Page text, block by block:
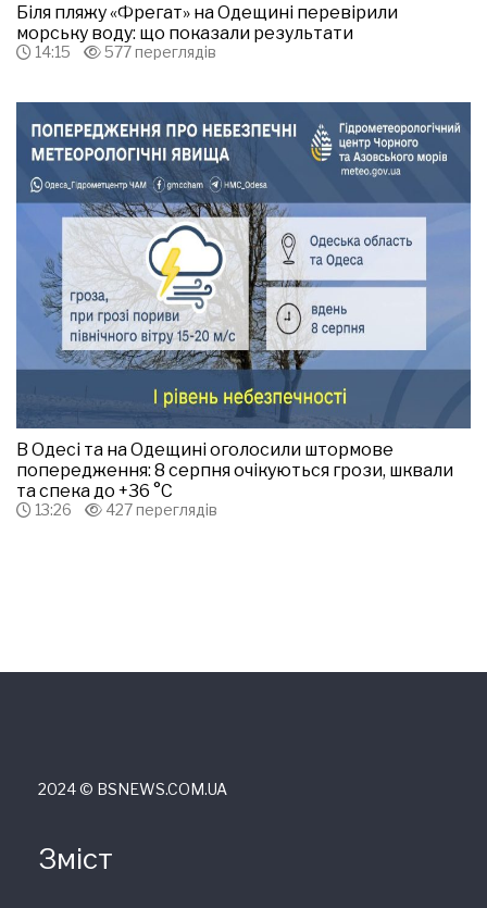
Біля пляжу «Фрегат» на Одещині перевірили
морську воду: що показали результати
14:15 577 переглядів
В Одесі та на Одещині оголосили штормове
попередження: 8 серпня очікуються грози, шквали
та спека до +36 °С
13:26 427 переглядів
2024 © ВSNEWS.COM.UA
Зміст